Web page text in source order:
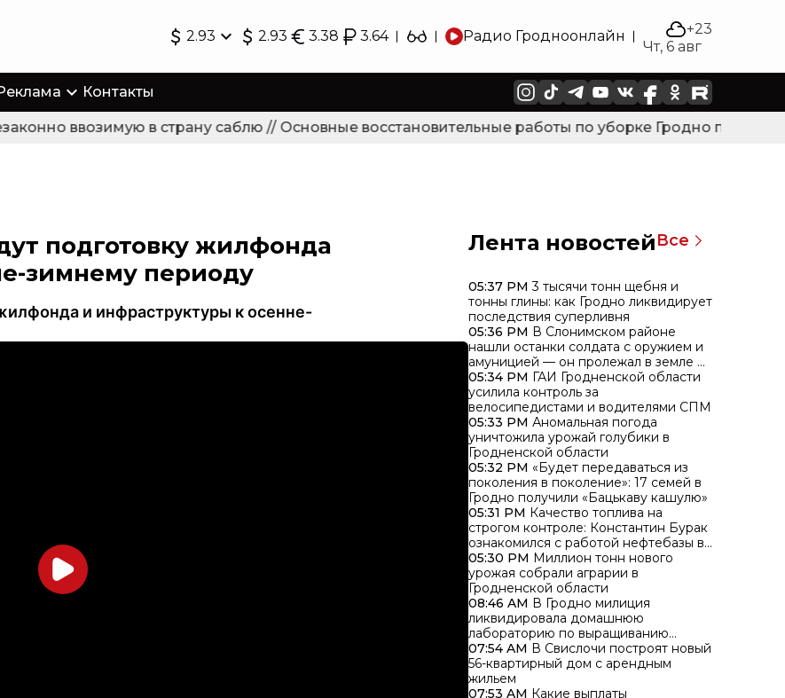
2.93 2.93 3.38 3.64 Радио Гродноонлайн
+23
Чт, 6 авг
Контакты
ввозимую в страну саблю // Основные восстановительные работы по уборке Гродно
подготовку жилфонда
зимнему периоду
и инфраструктуры к осенне-
Лента новостейВсе
05:37 PM 3 тысячи тонн щебня и
тонны глины: как Гродно ликвидирует
последствия суперливня
05:36 PM В Слонимском районе
нашли останки солдата с оружием и
амуницией — он пролежал в земле 85
лет
05:34 PM ГАИ Гродненской области
усилила контроль за
велосипедистами и водителями СПМ
05:33 PM Аномальная погода
уничтожила урожай голубики в
Гродненской области
05:32 PM «Будет передаваться из
поколения в поколение»: 17 семей в
Гродно получили «Бацькаву кашулю»
05:31 PM Качество топлива на
строгом контроле: Константин Бурак
ознакомился с работой нефтебазы в
Гродно
05:30 PM Миллион тонн нового
урожая собрали аграрии в
Гродненской области
08:46 AM В Гродно милиция
ликвидировала домашнюю
лабораторию по выращиванию
каннабиса
07:54 AM В Свислочи построят новый
56-квартирный дом с арендным
жильем
07:53 AM Какие выплаты